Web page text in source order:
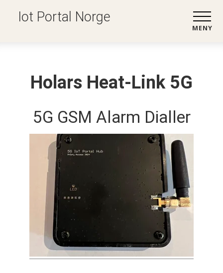
Iot Portal Norge
MENY
Holars Heat-Link 5G
5G GSM Alarm Dialler